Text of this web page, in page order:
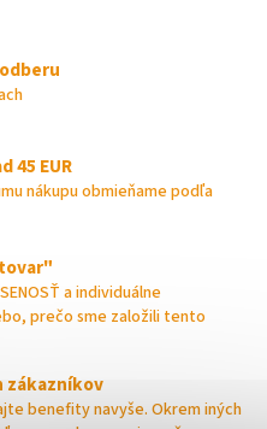
e
45 EUR
nákupu obmieňame podľa
a individuálne
prečo sme založili tento
zákazníkov
benefity navyše. Okrem iných